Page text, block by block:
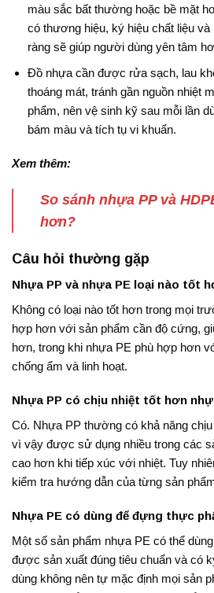
màu sắc bất thường hoặc bề mặt
có thương hiệu, ký hiệu chất liệu
ràng sẽ giúp người dùng yên tâm
Đồ nhựa cần được rửa sạch, lau
thoáng mát, tránh gần nguồn nhiệt
phẩm, nên vệ sinh kỹ sau mỗi lần
bám màu và tích tụ vi khuẩn.
Xem thêm:
So sánh nhựa PP và
hơn?
Câu hỏi thường gặp
Nhựa PP và nhựa PE loại nào tốt
Không có loại nào tốt hơn trong mọi
hợp hơn với sản phẩm cần độ cứng,
hơn, trong khi nhựa PE phù hợp hơn
chống ẩm và linh hoạt.
Nhựa PP có chịu nhiệt tốt hơn
Có. Nhựa PP thường có khả năng
vì vậy được sử dụng nhiều trong các
cao hơn khi tiếp xúc với nhiệt. Tuy
kiểm tra hướng dẫn của từng sản
Nhựa PE có dùng để đựng thực
Một số sản phẩm nhựa PE có thể
được sản xuất đúng tiêu chuẩn và có
dùng không nên tự mặc định mọi sản